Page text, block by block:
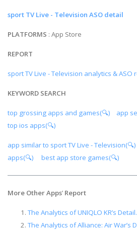
sport TV Live - Television ASO detail
PLATFORMS : App Store
REPORT
sport TV Live - Television analytics & ASO
KEYWORD SEARCH
top grossing apps and games(🔍)
app
top ios apps(🔍)
app similar to sport TV Live - Television(🔍)
apps(🔍)
best app store games(🔍)
More Other Apps’ Report
The Analytics of UNIQLO KR’s Detail.
The Analytics of Alliance: Air War’s